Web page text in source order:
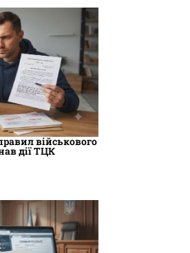
військового
дії ТЦК